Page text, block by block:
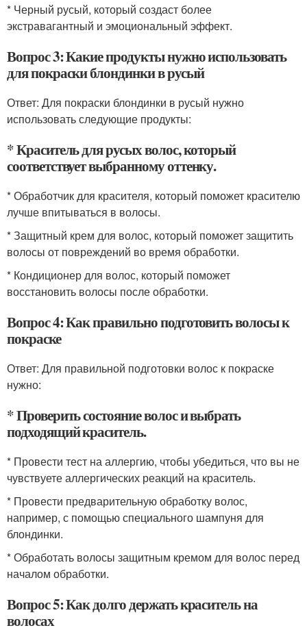
* Черный русый, который создаст более
экстравагантный и эмоциональный эффект.
Вопрос 3: Какие продукты нужно использовать
для покраски блондинки в русый
Ответ: Для покраски блондинки в русый нужно
использовать следующие продукты:
* Краситель для русых волос, который
соответствует выбранному оттенку.
* Обработчик для красителя, который поможет красителю
лучше впитываться в волосы.
* Защитный крем для волос, который поможет защитить
волосы от повреждений во время обработки.
* Кондиционер для волос, который поможет
восстановить волосы после обработки.
Вопрос 4: Как правильно подготовить волосы к
покраске
Ответ: Для правильной подготовки волос к покраске
нужно:
* Проверить состояние волос и выбрать
подходящий краситель.
* Провести тест на аллергию, чтобы убедиться, что вы не
чувствуете аллергических реакций на краситель.
* Провести предварительную обработку волос,
например, с помощью специального шампуня для
блондинки.
* Обработать волосы защитным кремом для волос перед
началом обработки.
Вопрос 5: Как долго держать краситель на
волосах